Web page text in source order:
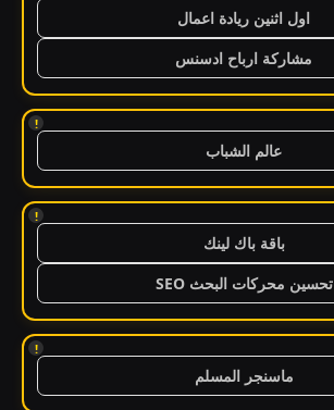
اول اثنين ريادة اعمال
مشاركة ارباح ادسنس
!
عالم الشباب
!
باقة باك لينك
تحسين محركات البحث SEO
!
ماسنجر المسلم